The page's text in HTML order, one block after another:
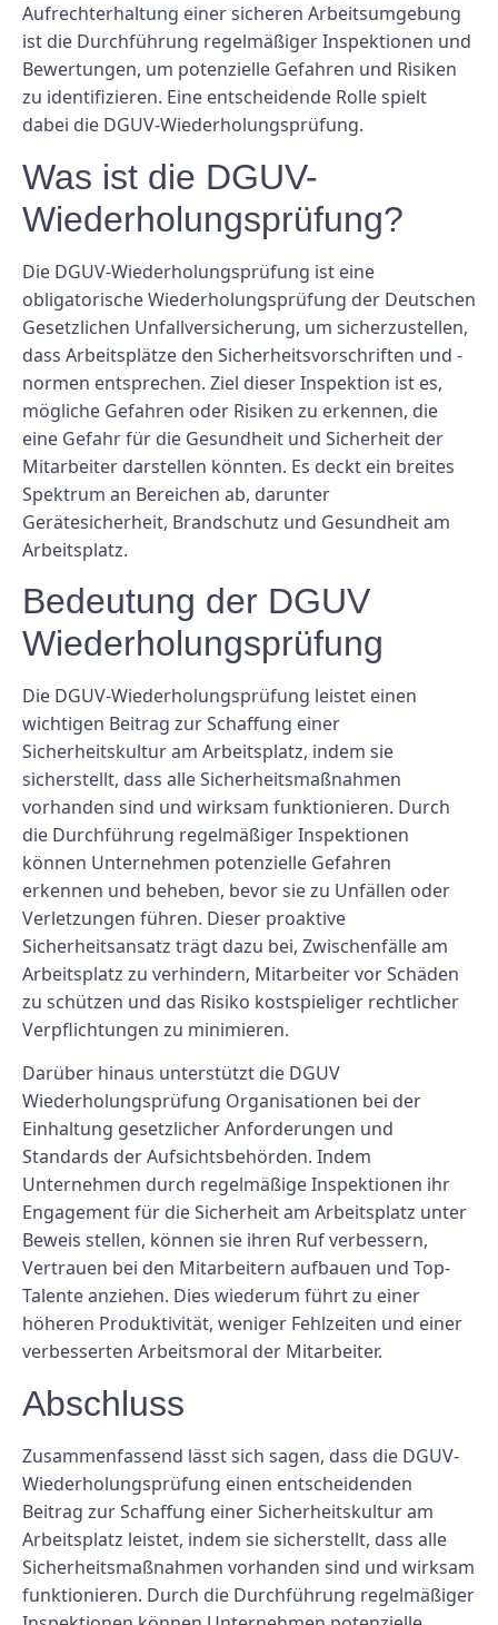
Aufrechterhaltung einer sicheren Arbeitsumgebung
ist die Durchführung regelmäßiger Inspektionen und
Bewertungen, um potenzielle Gefahren und Risiken
zu identifizieren. Eine entscheidende Rolle spielt
dabei die DGUV-Wiederholungsprüfung.
Was ist die DGUV-
Wiederholungsprüfung?
Die DGUV-Wiederholungsprüfung ist eine
obligatorische Wiederholungsprüfung der Deutschen
Gesetzlichen Unfallversicherung, um sicherzustellen,
dass Arbeitsplätze den Sicherheitsvorschriften und -
normen entsprechen. Ziel dieser Inspektion ist es,
mögliche Gefahren oder Risiken zu erkennen, die
eine Gefahr für die Gesundheit und Sicherheit der
Mitarbeiter darstellen könnten. Es deckt ein breites
Spektrum an Bereichen ab, darunter
Gerätesicherheit, Brandschutz und Gesundheit am
Arbeitsplatz.
Bedeutung der DGUV
Wiederholungsprüfung
Die DGUV-Wiederholungsprüfung leistet einen
wichtigen Beitrag zur Schaffung einer
Sicherheitskultur am Arbeitsplatz, indem sie
sicherstellt, dass alle Sicherheitsmaßnahmen
vorhanden sind und wirksam funktionieren. Durch
die Durchführung regelmäßiger Inspektionen
können Unternehmen potenzielle Gefahren
erkennen und beheben, bevor sie zu Unfällen oder
Verletzungen führen. Dieser proaktive
Sicherheitsansatz trägt dazu bei, Zwischenfälle am
Arbeitsplatz zu verhindern, Mitarbeiter vor Schäden
zu schützen und das Risiko kostspieliger rechtlicher
Verpflichtungen zu minimieren.
Darüber hinaus unterstützt die DGUV
Wiederholungsprüfung Organisationen bei der
Einhaltung gesetzlicher Anforderungen und
Standards der Aufsichtsbehörden. Indem
Unternehmen durch regelmäßige Inspektionen ihr
Engagement für die Sicherheit am Arbeitsplatz unter
Beweis stellen, können sie ihren Ruf verbessern,
Vertrauen bei den Mitarbeitern aufbauen und Top-
Talente anziehen. Dies wiederum führt zu einer
höheren Produktivität, weniger Fehlzeiten und einer
verbesserten Arbeitsmoral der Mitarbeiter.
Abschluss
Zusammenfassend lässt sich sagen, dass die DGUV-
Wiederholungsprüfung einen entscheidenden
Beitrag zur Schaffung einer Sicherheitskultur am
Arbeitsplatz leistet, indem sie sicherstellt, dass alle
Sicherheitsmaßnahmen vorhanden sind und wirksam
funktionieren. Durch die Durchführung regelmäßiger